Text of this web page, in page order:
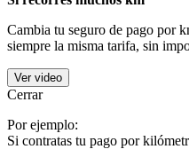
Cambia tu seguro de pago por
siempre la misma tarifa, sin
Ver video
Cerrar
Por ejemplo:
Si contratas tu pago por